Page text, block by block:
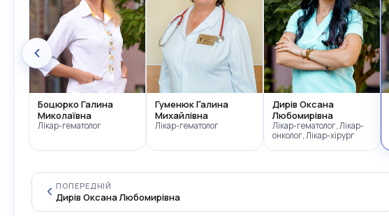
Боцюрко Галина
Миколаївна
Лікар-гематолог
Гуменюк Галина
Михайлівна
Лікар-гематолог
Дирів Оксана
Любомирівна
Лікар-гематолог, Лікар-
онколог, Лікар-хірург
ПОПЕРЕДНІЙ
Дирів Оксана Любомирівна